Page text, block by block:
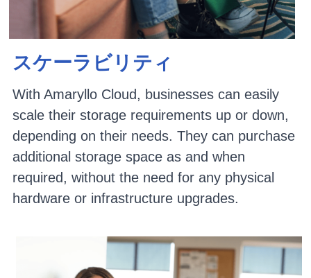
スケーラビリティ
With Amaryllo Cloud, businesses can easily
scale their storage requirements up or down,
depending on their needs. They can purchase
additional storage space as and when
required, without the need for any physical
hardware or infrastructure upgrades.